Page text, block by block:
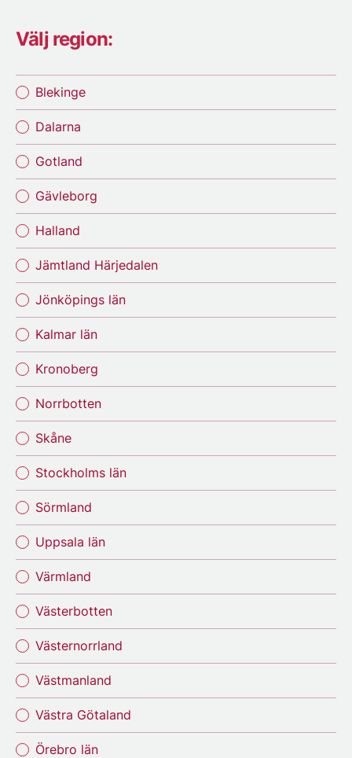
Välj region:
Blekinge
Dalarna
Gotland
Gävleborg
Halland
Jämtland Härjedalen
Jönköpings län
Kalmar län
Kronoberg
Norrbotten
Skåne
Stockholms län
Sörmland
Uppsala län
Värmland
Västerbotten
Västernorrland
Västmanland
Västra Götaland
Örebro län